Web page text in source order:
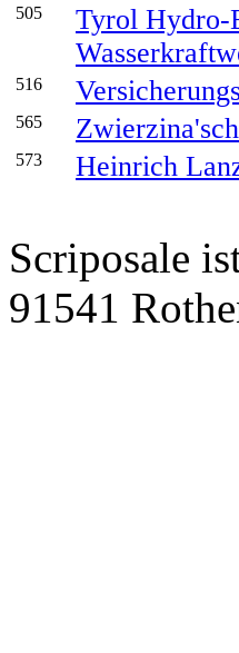
505
Tyrol Hydro-
516
565
573 Heinrich
Scriposale
91541